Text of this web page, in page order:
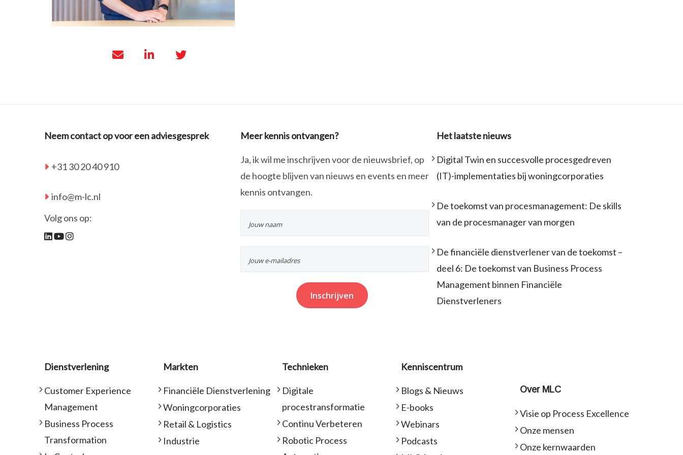
Neem contact op voor een adviesgesprek
+31 30 20 40 910
info@m-lc.nl
Volg ons op:
Meer kennis ontvangen?
Ja, ik wil me inschrijven voor de nieuwsbrief, op
de hoogte blijven van nieuws en events en meer
kennis ontvangen.
Het laatste nieuws
Digital Twin en succesvolle procesgedreven
(IT)-implementaties bij woningcorporaties
De toekomst van procesmanagement: De skills
van de procesmanager van morgen
De financiële dienstverlener van de toekomst –
deel 6: De toekomst van Business Process
Management binnen Financiële
Dienstverleners
Dienstverlening
Customer Experience
Management
Business Process
Transformation
Markten
Financiële Dienstverlening
Woningcorporaties
Retail & Logistics
Industrie
Technieken
Digitale
procestransformatie
Continu Verbeteren
Robotic Process
Kenniscentrum
Blogs & Nieuws
E-books
Webinars
Podcasts
Over MLC
Visie op Process Excellence
Onze mensen
Onze kernwaarden